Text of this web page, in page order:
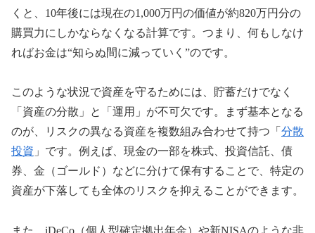
くと、10年後には現在の1,000万円の価値が約820万円分の
購買力にしかならなくなる計算です。つまり、何もしなけ
ればお金は“知らぬ間に減っていく”のです。
このような状況で資産を守るためには、貯蓄だけでなく
「資産の分散」と「運用」が不可欠です。まず基本となる
のが、リスクの異なる資産を複数組み合わせて持つ「 分散
投資 」です。例えば、現金の一部を株式、投資信託、債
券、金（ゴールド）などに分けて保有することで、特定の
資産が下落しても全体のリスクを抑えることができます。